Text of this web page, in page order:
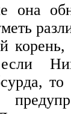
она
корень,